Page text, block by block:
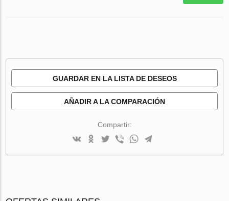
GUARDAR EN LA LISTA DE DESEOS
AÑADIR A LA COMPARACIÓN
Compartir: